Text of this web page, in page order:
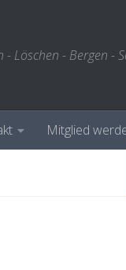
- Löschen - Bergen -
Mitglied